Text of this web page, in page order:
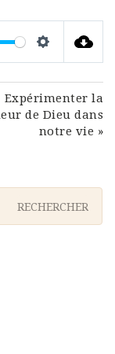
Settings
Expérimenter la
de Dieu dans
notre vie »